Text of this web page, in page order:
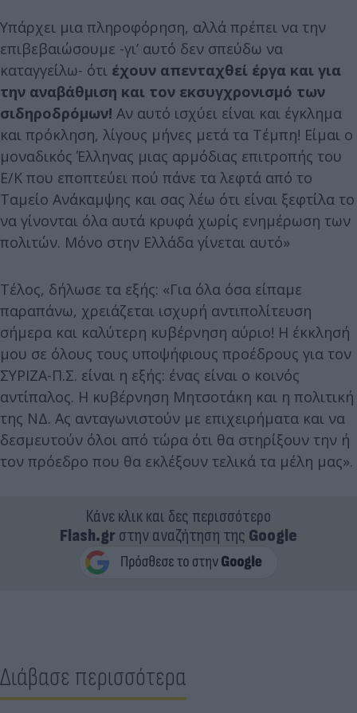
Υπάρχει μια πληροφόρηση, αλλά πρέπει να την
επιβεβαιώσουμε -γι’ αυτό δεν σπεύδω να
καταγγείλω- ότι έχουν απενταχθεί έργα και για
την αναβάθμιση και τον εκσυγχρονισμό των
σιδηροδρόμων! Αν αυτό ισχύει είναι και έγκλημα
και πρόκληση, λίγους μήνες μετά τα Τέμπη! Είμαι ο
μοναδικός Έλληνας μιας αρμόδιας επιτροπής του
Ε/Κ που εποπτεύει πού πάνε τα λεφτά από το
Ταμείο Ανάκαμψης και σας λέω ότι είναι ξεφτίλα το
να γίνονται όλα αυτά κρυφά χωρίς ενημέρωση των
πολιτών. Μόνο στην Ελλάδα γίνεται αυτό»
Τέλος, δήλωσε τα εξής: «Για όλα όσα είπαμε
παραπάνω, χρειάζεται ισχυρή αντιπολίτευση
σήμερα και καλύτερη κυβέρνηση αύριο! Η έκκλησή
μου σε όλους τους υποψήφιους προέδρους για τον
ΣΥΡΙΖΑ-Π.Σ. είναι η εξής: ένας είναι ο κοινός
αντίπαλος. Η κυβέρνηση Μητσοτάκη και η πολιτική
της ΝΔ. Ας ανταγωνιστούν με επιχειρήματα και να
δεσμευτούν όλοι από τώρα ότι θα στηρίξουν την ή
τον πρόεδρο που θα εκλέξουν τελικά τα μέλη μας».
Κάνε κλικ και δες περισσότερο
Flash.grστην αναζήτηση της Google
Διάβασε περισσότερα